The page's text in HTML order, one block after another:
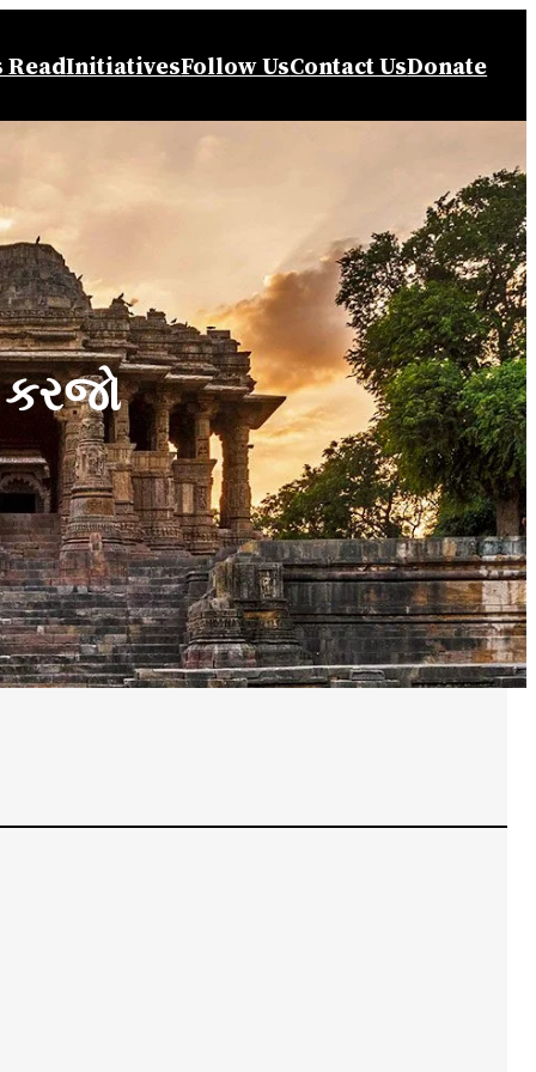
ReadInitiativesFollow UsContact UsDonate
કરજો